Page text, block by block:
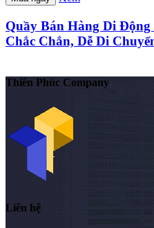
Quầy Bán Hàng Di
Chắc Chắn, Dễ Di
Thiên Phúc Company
Liên hệ